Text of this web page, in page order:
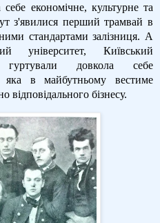
економічне, культурне та
з'явилися перший трамвай в
стандартами залізниця. А
університет, Київський
гуртували довкола себе
яка в майбутньому вестиме
відповідального бізнесу.